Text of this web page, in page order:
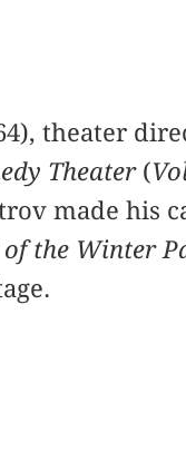
theater
Theater(
made his
the Winter